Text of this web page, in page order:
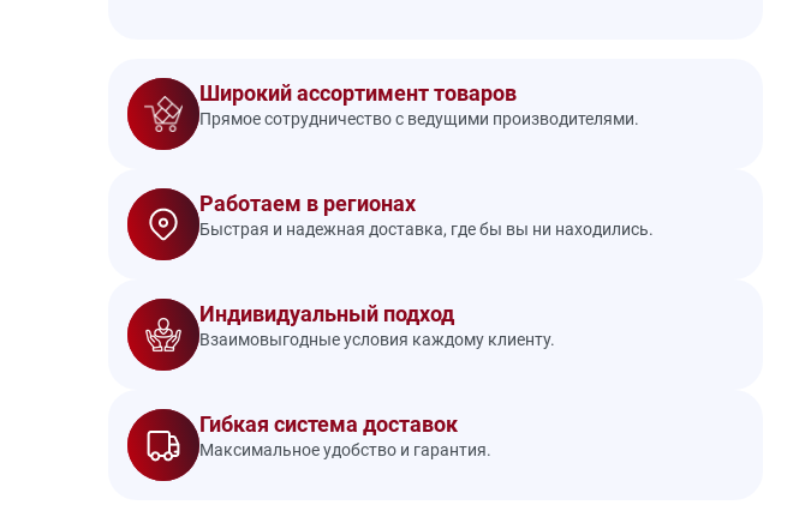
Широкий ассортимент товаров
Прямое сотрудничество с ведущими производителями.
Работаем в регионах
Быстрая и надежная доставка, где бы вы ни находились.
Индивидуальный подход
Взаимовыгодные условия каждому клиенту.
Гибкая система доставок
Максимальное удобство и гарантия.